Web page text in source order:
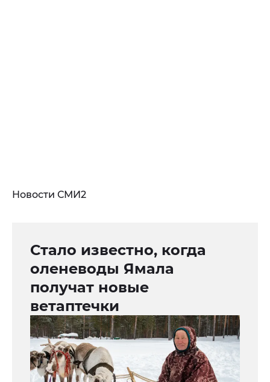
Новости СМИ2
Стало известно, когда
оленеводы Ямала
получат новые
ветаптечки